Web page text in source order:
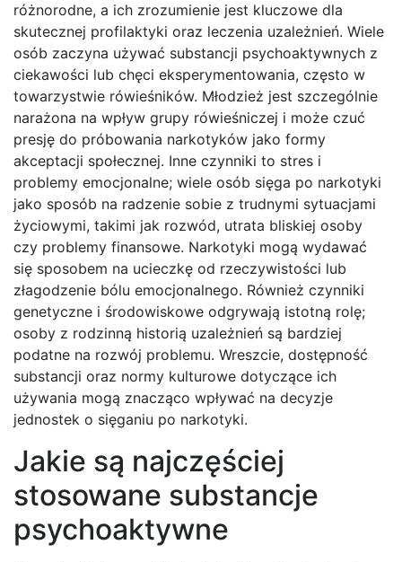
różnorodne, a ich zrozumienie jest kluczowe dla
skutecznej profilaktyki oraz leczenia uzależnień. Wiele
osób zaczyna używać substancji psychoaktywnych z
ciekawości lub chęci eksperymentowania, często w
towarzystwie rówieśników. Młodzież jest szczególnie
narażona na wpływ grupy rówieśniczej i może czuć
presję do próbowania narkotyków jako formy
akceptacji społecznej. Inne czynniki to stres i
problemy emocjonalne; wiele osób sięga po narkotyki
jako sposób na radzenie sobie z trudnymi sytuacjami
życiowymi, takimi jak rozwód, utrata bliskiej osoby
czy problemy finansowe. Narkotyki mogą wydawać
się sposobem na ucieczkę od rzeczywistości lub
złagodzenie bólu emocjonalnego. Również czynniki
genetyczne i środowiskowe odgrywają istotną rolę;
osoby z rodzinną historią uzależnień są bardziej
podatne na rozwój problemu. Wreszcie, dostępność
substancji oraz normy kulturowe dotyczące ich
używania mogą znacząco wpływać na decyzje
jednostek o sięganiu po narkotyki.
Jakie są najczęściej
stosowane substancje
psychoaktywne